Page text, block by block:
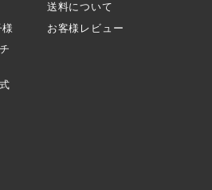
送料について
お客様レビュー